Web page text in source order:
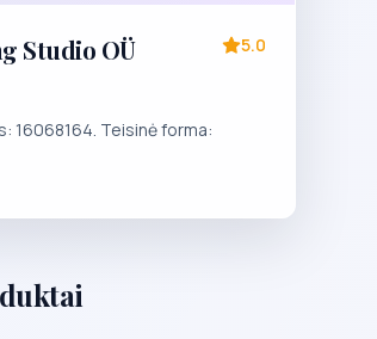
Studio OÜ 5.0
16068164. Teisinė forma: